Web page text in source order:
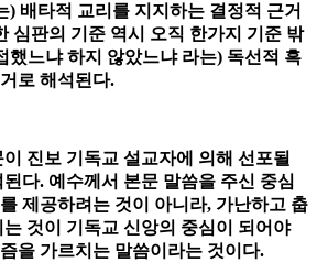
) 배타적 교리를 지지하는 결정적 근거
심판의 기준 역시 오직 한가지 기준 밖
했느냐 하지 않았느냐 라는) 독선적 흑
로 해석된다.
진보 기독교 설교자에 의해 선포될
다. 예수께서 본문 말씀을 주신 중심
제공하려는 것이 아니라, 가난하고 춥
것이 기독교 신앙의 중심이 되어야
을 가르치는 말씀이라는 것이다.